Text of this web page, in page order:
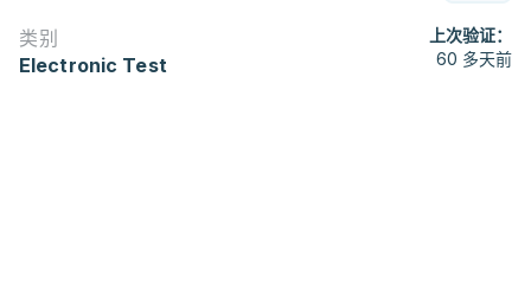
类别
Electronic Test
上次验证：
60 多天前